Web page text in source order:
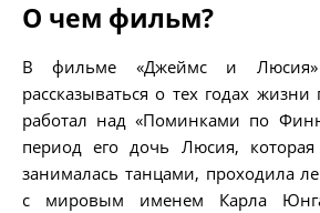
О чем фильм?
В фильме «Джеймс и
рассказываться о тех годах жизни
работал над «Поминками по
период его дочь Люсия, которая
занималась танцами, проходила
с мировым именем Карла